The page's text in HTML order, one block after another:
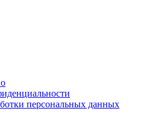
персональных данных